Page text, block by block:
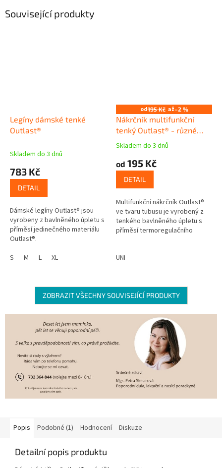
Související produkty
Legíny dámské tenké
Outlast®
Skladem do 3 dnů
783 Kč
DETAIL
Dámské legíny Outlast® jsou
vyrobeny z bavlněného úpletu s
příměsí jedinečného materiálu
Outlast®.
S
M L XL
od195 Kč až–2 %
Nákrčník multifunkční
tenký Outlast® - různé
barvy
Průměrné
produktu
5
hvězdiček.
Skladem do 3 dnů
od 195 Kč
DETAIL
Multifunkční nákrčník Outlast®
ve tvaru tubusu je vyrobený z
tenkého bavlněného úpletu s
příměsí termoregulačního
viróz
UNI
ZOBRAZIT VŠECHNY SOUVISEJÍCÍ PRODUKTY
Popis Podobné (1) Hodnocení Diskuze
Detailní popis produktu